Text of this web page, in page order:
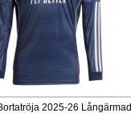
2025-26 Långärmad